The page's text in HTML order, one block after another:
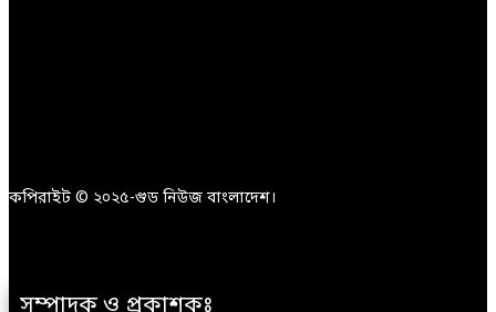
কপিরাইট © ২০২৫-গুড নিউজ বাংলাদেশ।